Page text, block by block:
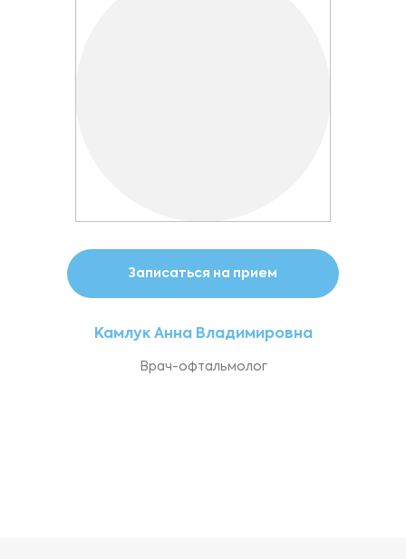
Записаться на прием
Камлук Анна Владимировна
Врач-офтальмолог